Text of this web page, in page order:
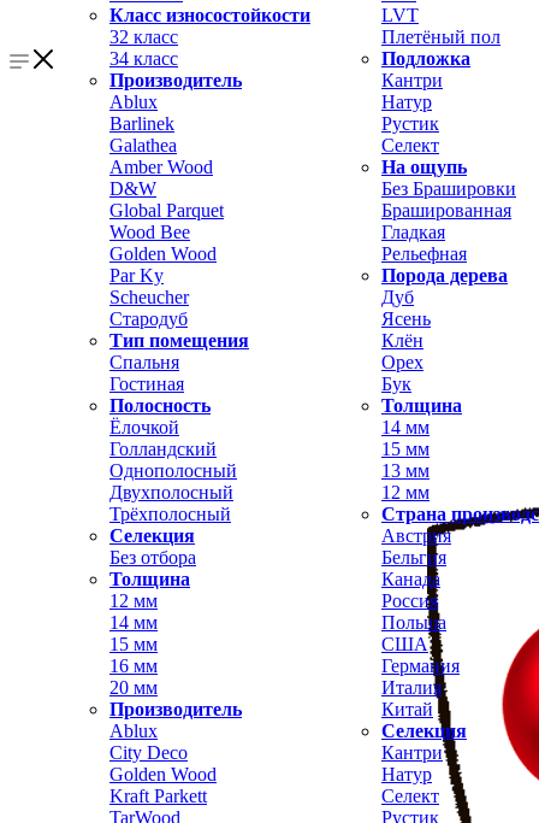
Класс износостойкости
32 класс
34 класс
LVT
Плетёный пол
Подложка
Производитель
Ablux
Barlinek
Galathea
Amber Wood
D&W
Global Parquet
Wood Bee
Golden Wood
Par Ky
Scheucher
Стародуб
Тип помещения
Спальня
Гостиная
Полосность
Ёлочкой
Голландский
Однополосный
Двухполосный
Трёхполосный
Селекция
Без отбора
Кантри
Натур
Рустик
Селект
На ощупь
Без Брашировки
Брашированная
Гладкая
Рельефная
Порода дерева
Дуб
Ясень
Клён
Орех
Бук
Толщина
14 мм
15 мм
13 мм
12 мм
Страна
Австрия
Бельгия
Толщина
12 мм
14 мм
15 мм
16 мм
20 мм
Производитель
Ablux
City Deco
Golden Wood
Kraft Parkett
TarWood
Канада
Россия
Польша
США
Германия
Италия
Китай
Селекция
Кантри
Натур
Селект
Рустик